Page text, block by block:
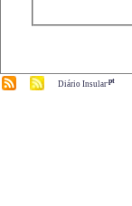
Diário Insular.pt